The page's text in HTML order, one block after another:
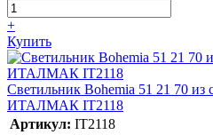
+
Купить
Светильник Bohemia 51 21 70 из
ИТАЛМАК IT2118
Артикул: IT2118